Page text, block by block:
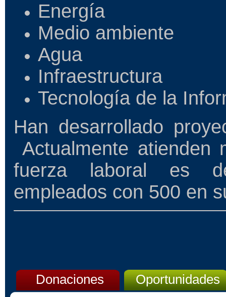
Energía
Medio ambiente
Agua
Infraestructura
Tecnología de la
Han desarrollado
Actualmente
fuerza laboral es
empleados con 500 en
Donaciones Oportunidades